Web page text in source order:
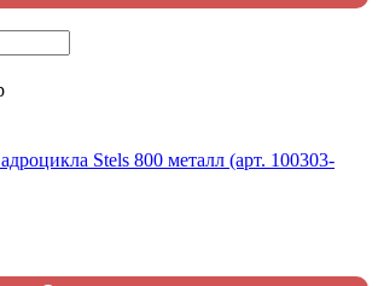
Stels 800 металл (арт. 100303-